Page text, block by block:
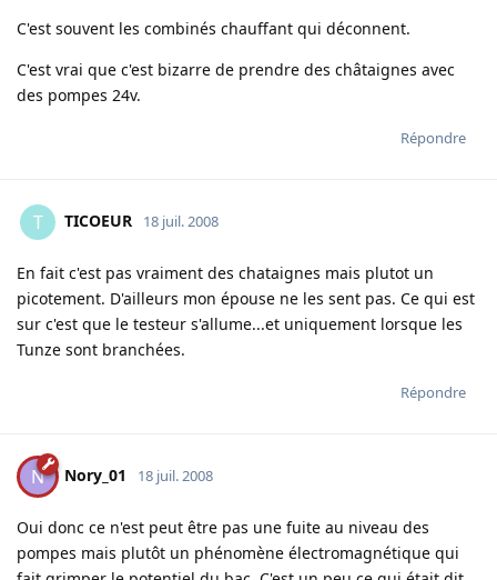
C'est souvent les combinés chauffant qui déconnent.
C'est vrai que c'est bizarre de prendre des châtaignes avec
des pompes 24v.
Répondre
T TICOEUR 18 juil. 2008
En fait c'est pas vraiment des chataignes mais plutot un
picotement. D'ailleurs mon épouse ne les sent pas. Ce qui est
sur c'est que le testeur s'allume...et uniquement lorsque les
Tunze sont branchées.
Répondre
N Nory_01 18 juil. 2008
Oui donc ce n'est peut être pas une fuite au niveau des
pompes mais plutôt un phénomène électromagnétique qui